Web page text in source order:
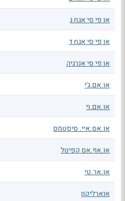
או פי סי אגח ג
או פי סי אגח ד
או פי סי אנרגיה
או.אם.ג'י
או.אם.וי
או.אס.איי. סיסטמס
או.אף.אס קפיטל
או.אר.טי
אוארליקון